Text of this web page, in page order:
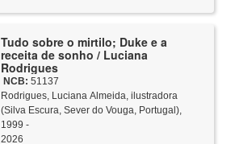
Tudo sobre o mirtilo; Duke e a
receita de sonho / Luciana
Rodrigues
NCB: 51137
Rodrigues, Luciana Almeida, ilustradora
(Silva Escura, Sever do Vouga, Portugal),
1999 -
2026